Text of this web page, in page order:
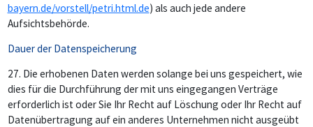
bayern.de/vorstell/petri.html.de) als auch jede andere
Aufsichtsbehörde.
Dauer der Datenspeicherung
27. Die erhobenen Daten werden solange bei uns gespeichert, wie
dies für die Durchführung der mit uns eingegangen Verträge
erforderlich ist oder Sie Ihr Recht auf Löschung oder Ihr Recht auf
Datenübertragung auf ein anderes Unternehmen nicht ausgeübt